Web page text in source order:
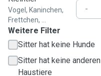
Vogel, Kaninchen,
Frettchen, ...
-
Weitere Filter
Sitter hat keine Hunde
Sitter hat keine anderen
Haustiere